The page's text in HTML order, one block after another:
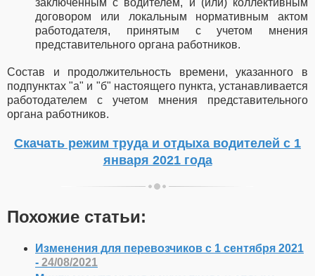
заключенным с водителем, и (или) коллективным
договором или локальным нормативным актом
работодателя, принятым с учетом мнения
представительного органа работников.
Состав и продолжительность времени, указанного в
подпунктах "а" и "б" настоящего пункта, устанавливается
работодателем с учетом мнения представительного
органа работников.
Скачать режим труда и отдыха водителей с 1
января 2021 года
Похожие статьи:
Изменения для перевозчиков с 1 сентября 2021
- 24/08/2021